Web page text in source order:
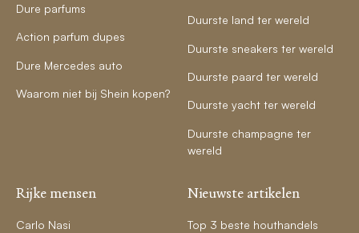
Dure parfums
Action parfum dupes
Dure Mercedes auto
Waarom niet bij Shein kopen?
Duurste land ter wereld
Duurste sneakers ter wereld
Duurste paard ter wereld
Duurste yacht ter wereld
Duurste champagne ter
wereld
Rijke mensen
Carlo Nasi
Nieuwste artikelen
Top 3 beste houthandels